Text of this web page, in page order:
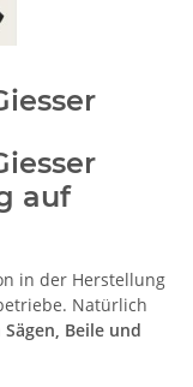
auf
in der Herstellung
Natürlich
Sägen, Beile und